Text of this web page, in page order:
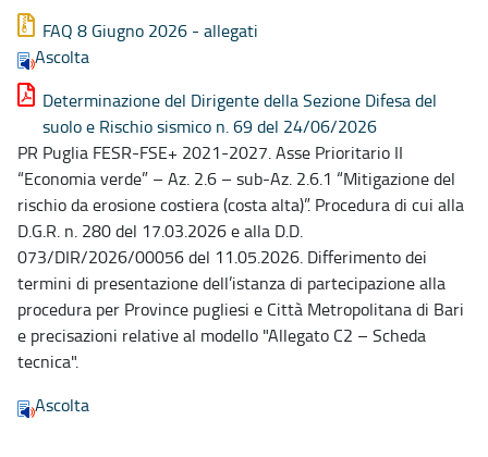
FAQ 8 Giugno 2026 - allegati
Ascolta
Determinazione del Dirigente della Sezione Difesa del
suolo e Rischio sismico n. 69 del 24/06/2026
PR Puglia FESR-FSE+ 2021-2027. Asse Prioritario II
“Economia verde” – Az. 2.6 – sub-Az. 2.6.1 “Mitigazione del
rischio da erosione costiera (costa alta)”. Procedura di cui alla
D.G.R. n. 280 del 17.03.2026 e alla D.D.
073/DIR/2026/00056 del 11.05.2026. Differimento dei
termini di presentazione dell’istanza di partecipazione alla
procedura per Province pugliesi e Città Metropolitana di Bari
e precisazioni relative al modello "Allegato C2 – Scheda
tecnica".
Ascolta